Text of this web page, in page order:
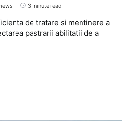
3 minute read
de tratare si mentinere a
pastrarii abilitatii de a